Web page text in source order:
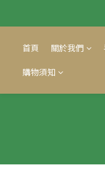
首頁 關於我們
購物須知